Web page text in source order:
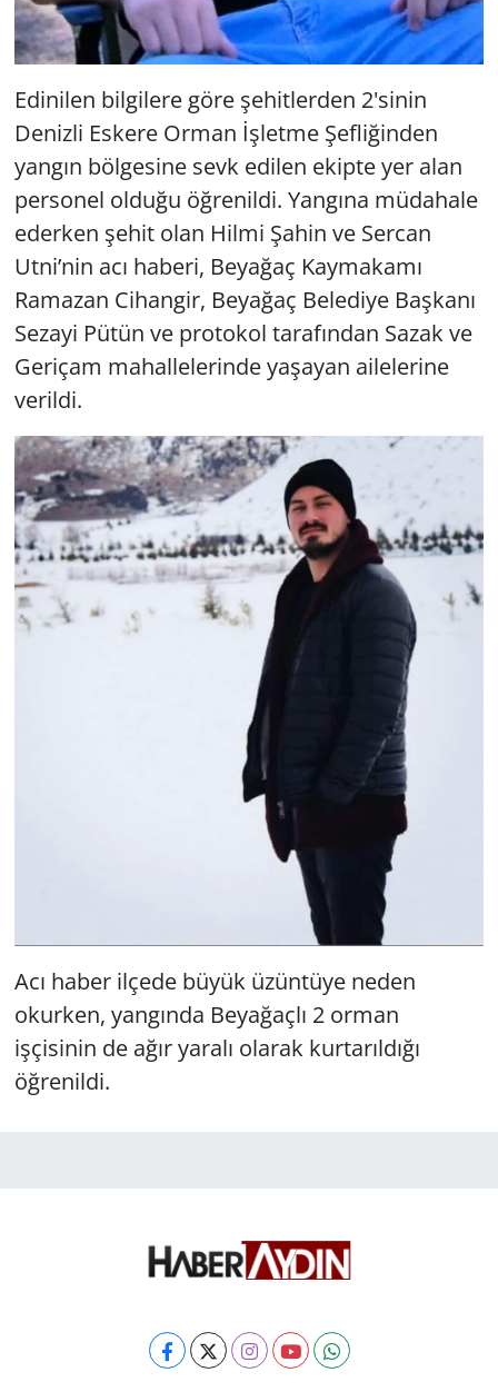
Edinilen bilgilere göre şehitlerden 2'sinin
Denizli Eskere Orman İşletme Şefliğinden
yangın bölgesine sevk edilen ekipte yer alan
personel olduğu öğrenildi. Yangına müdahale
ederken şehit olan Hilmi Şahin ve Sercan
Utni’nin acı haberi, Beyağaç Kaymakamı
Ramazan Cihangir, Beyağaç Belediye Başkanı
Sezayi Pütün ve protokol tarafından Sazak ve
Geriçam mahallelerinde yaşayan ailelerine
verildi.
Acı haber ilçede büyük üzüntüye neden
okurken, yangında Beyağaçlı 2 orman
işçisinin de ağır yaralı olarak kurtarıldığı
öğrenildi.